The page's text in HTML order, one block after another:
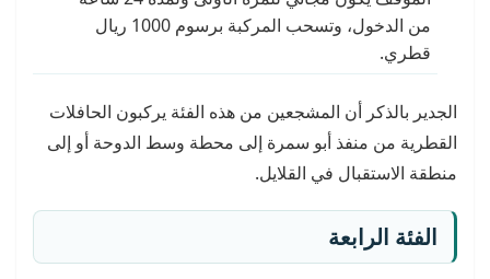
من الدخول، وتسحب المركبة برسوم 1000 ريال
قطري.
الجدير بالذكر أن المشجعين من هذه الفئة يركبون الحافلات
القطرية من منفذ أبو سمرة إلى محطة وسط الدوحة أو إلى
منطقة الاستقبال في القلايل.
الفئة الرابعة